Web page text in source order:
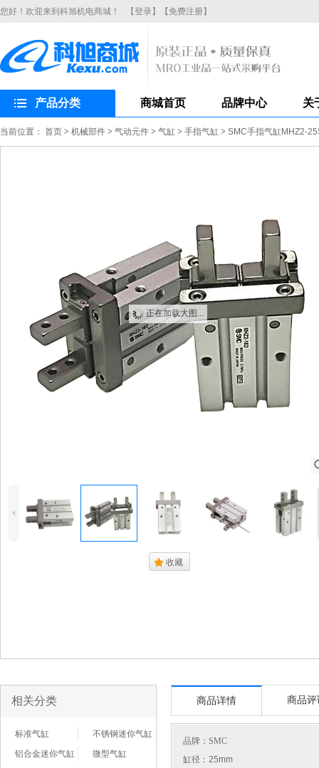
您好！欢迎来到科旭机电商城！ 【登录】 【免费注册】
产品分类 商城首页 品牌中心 关
当前位置： 首页 > 机械部件 > 气动元件 > 气缸 > 手指气缸 > SMC手指气缸MHZ2-
正在加载大图...
4
. 收藏
相关分类
标准气缸
不锈钢迷你气缸
铝合金迷你气缸
微型气缸
商品详情 商品评
品牌： SMC
缸径：25mm